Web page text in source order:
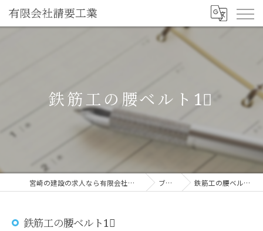
鉄筋工の腰ベルト1⃣
宮崎の建設の求人なら有限会社請要工業 ブログ 鉄筋工の腰ベルト1⃣
鉄筋工の腰ベルト1⃣